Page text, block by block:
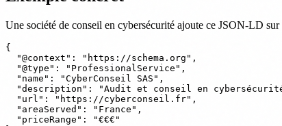
Une société de conseil en cybersécurité ajoute ce JSON-LD sur
{
  "@context": "https://schema.org",
  "@type": "ProfessionalService",
  "name": "CyberConseil SAS",
"description": "Audit et conseil en
  "url": "https://cyberconseil.fr",
  "areaServed": "France",
  "priceRange": "€€€"